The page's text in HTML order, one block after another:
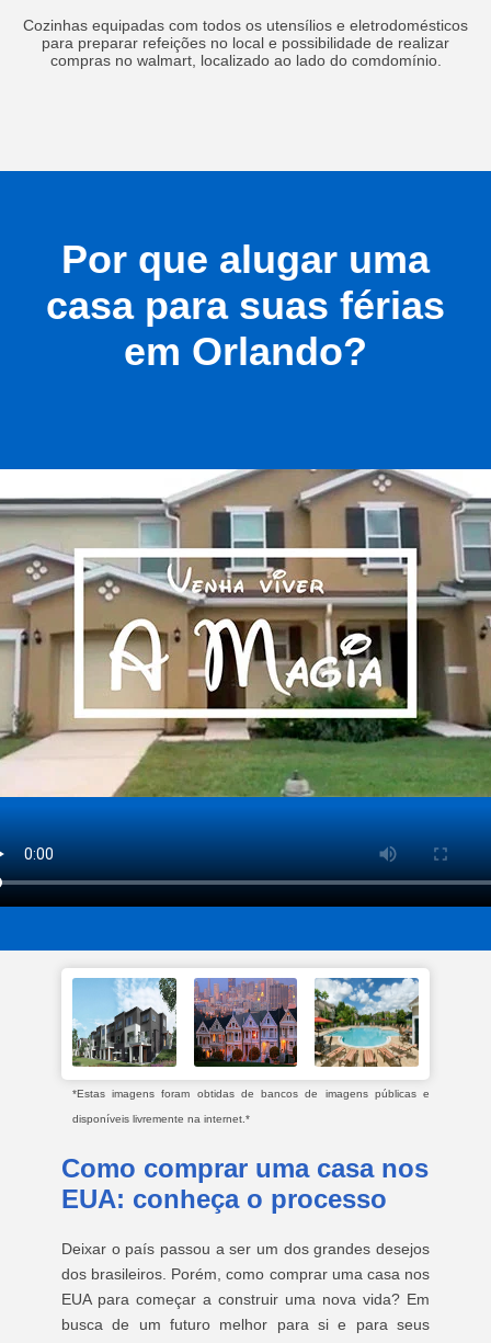
Cozinhas equipadas com todos os utensílios e eletrodomésticos
para preparar refeições no local e possibilidade de realizar
compras no walmart, localizado ao lado do comdomínio.
Por que alugar uma
casa para suas férias
em Orlando?
*Estas imagens foram obtidas de bancos de imagens públicas e
disponíveis livremente na internet.*
Como comprar uma casa nos
EUA: conheça o processo
Deixar o país passou a ser um dos grandes desejos
dos brasileiros. Porém, como comprar uma casa nos
EUA para começar a construir uma nova vida? Em
busca de um futuro melhor para si e para seus